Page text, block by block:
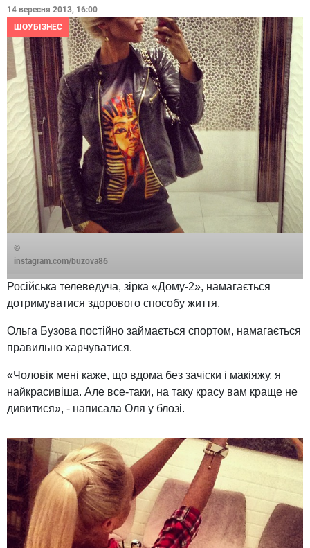
14 вересня 2013, 16:00
ШОУБІЗНЕС
©
instagram.com/buzova86
Російська телеведуча, зірка «Дому-2», намагається
дотримуватися здорового способу життя.
Ольга Бузова постійно займається спортом, намагається
правильно харчуватися.
«Чоловік мені каже, що вдома без зачіски і макіяжу, я
найкрасивіша. Але все-таки, на таку красу вам краще не
дивитися», - написала Оля у блозі.